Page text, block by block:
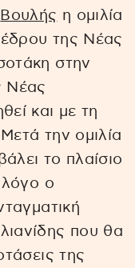
Βουλής η ομιλία
της Νέας
στην
Νέας
και με τη
την ομιλία
το πλαίσιο
λόγο ο
που θα
της